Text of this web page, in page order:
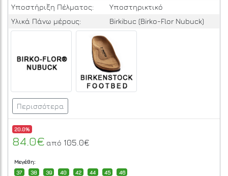
Υποστήριξη Πέλματος:
Υποστηρικτικό
Υλικά Πάνω μέρους:
Birkibuc (Birko-Flor Nubuck)
Περισσότερα
20.0%
84.0€ από 105.0€
Μεγέθη:
37
38 39 40 42 44 45 46